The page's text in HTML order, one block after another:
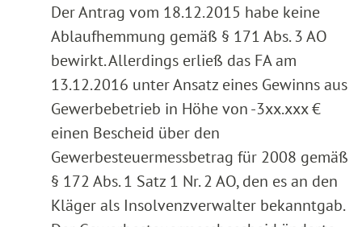
Der Antrag vom 18.12.2015 habe keine
Ablaufhemmung gemäß § 171 Abs. 3 AO
bewirkt. Allerdings erließ das FA am
13.12.2016 unter Ansatz eines Gewinns aus
Gewerbebetrieb in Höhe von -3xx.xxx €
einen Bescheid über den
Gewerbesteuermessbetrag für 2008 gemäß
§ 172 Abs. 1 Satz 1 Nr. 2 AO, den es an den
Kläger als Insolvenzverwalter bekanntgab.